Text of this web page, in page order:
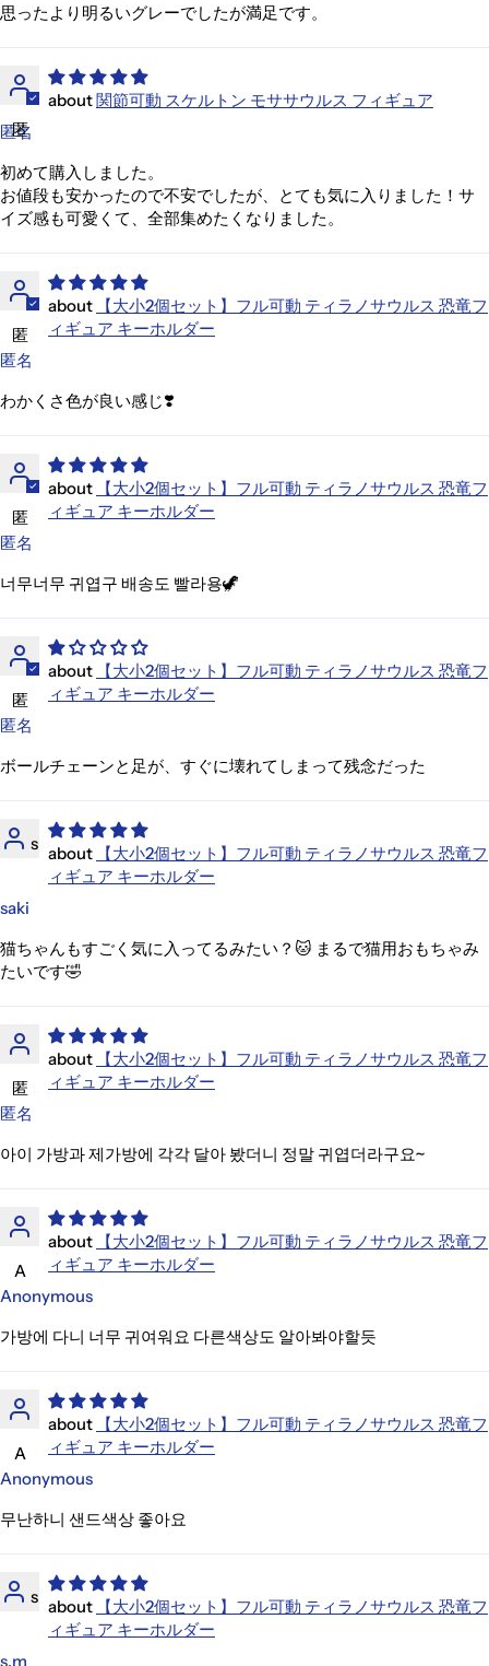
思ったより明るいグレーでしたが満足です。
匿
関節可動 スケルトン モササウルス フィギュア
匿名
初めて購入しました。
お値段も安かったので不安でしたが、とても気に入りました！サ
イズ感も可愛くて、全部集めたくなりました。
匿
【大小2個セット】フル可動 ティラノサウルス 恐竜フ
ィギュア キーホルダー
匿名
わかくさ色が良い感じ❣️
匿
【大小2個セット】フル可動 ティラノサウルス 恐竜フ
ィギュア キーホルダー
匿名
너무너무 귀엽구 배송도 빨라용🦖
匿
【大小2個セット】フル可動 ティラノサウルス 恐竜フ
ィギュア キーホルダー
匿名
ボールチェーンと足が、すぐに壊れてしまって残念だった
s
【大小2個セット】フル可動 ティラノサウルス 恐竜フ
ィギュア キーホルダー
saki
猫ちゃんもすごく気に入ってるみたい？🐱 まるで猫用おもちゃみ
たいです🤣
匿
【大小2個セット】フル可動 ティラノサウルス 恐竜フ
ィギュア キーホルダー
匿名
아이 가방과 제가방에 각각 달아 봤더니 정말 귀엽더라구요~
A
【大小2個セット】フル可動 ティラノサウルス 恐竜フ
ィギュア キーホルダー
Anonymous
가방에 다니 너무 귀여워요 다른색상도 알아봐야할듯
A
【大小2個セット】フル可動 ティラノサウルス 恐竜フ
ィギュア キーホルダー
Anonymous
무난하니 샌드색상 좋아요
s
【大小2個セット】フル可動 ティラノサウルス 恐竜フ
ィギュア キーホルダー
s,m